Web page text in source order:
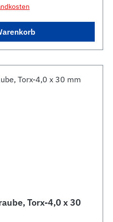
Torx-4,0 x 30